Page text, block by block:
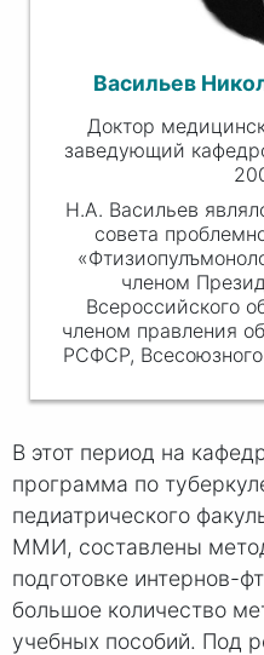
Васильев
Доктор
заведующий
Н.А. Васильев
совета
членом
Всероссийского
членом правления
РСФСР,
В этот период на
программа по
педиатрического
ММИ, составлены
подготовке интернов-
большое количество
учебных пособий. Под